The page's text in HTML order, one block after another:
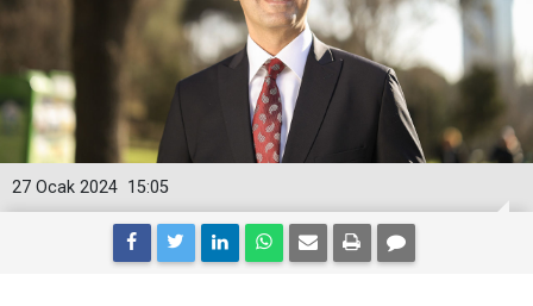
15:05
27 Ocak 2024